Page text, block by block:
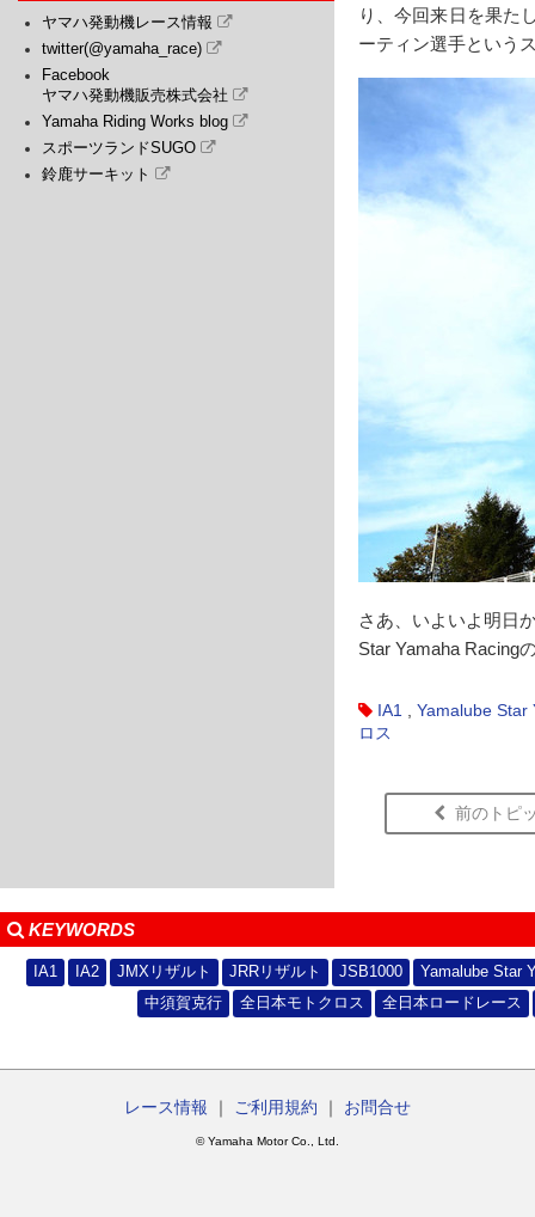
り、今回来日を果た
ーティン選手という
さあ、いよいよ明日
Star Yamaha Racing
IA1
Yamalube Star
ロス
前のトピ
ヤマハ発動機レース情報
twitter(@yamaha_race)
Facebook
ヤマハ発動機販売株式会社
Yamaha Riding Works blog
スポーツランドSUGO
鈴鹿サーキット
KEYWORDS
IA1 IA2 JMXリザルト JRRリザルト JSB1000
Yamalube Star
中須賀克行
全日本モトクロス 全日本ロードレース
レース情報 ｜ ご利用規約 ｜ お問合せ
© Yamaha Motor Co., Ltd.